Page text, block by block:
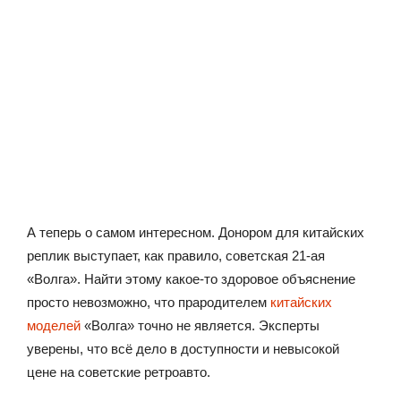
А теперь о самом интересном. Донором для китайских
реплик выступает, как правило, советская 21-ая
«Волга». Найти этому какое-то здоровое объяснение
просто невозможно, что прародителем китайских
моделей «Волга» точно не является. Эксперты
уверены, что всё дело в доступности и невысокой
цене на советские ретроавто.